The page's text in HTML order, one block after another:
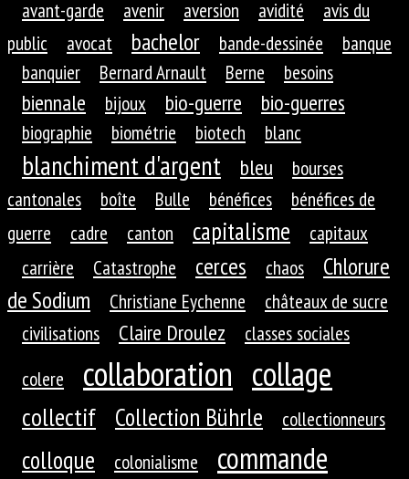
avant-garde avenir aversion avidité
avis du
public
avocat bachelor bande-dessinée
banque
banquier
Bernard Arnault Berne besoins
biennale bijoux bio-guerre bio-guerres
biographie biométrie biotech blanc
blanchiment d'argent bleu
bourses
cantonales
boîte Bulle bénéfices
bénéfices de
guerre
cadre canton capitalisme
capitaux
carrière
Catastrophe cerces chaos
Chlorure
de Sodium
Christiane Eychenne
châteaux de sucre
civilisations
Claire Droulez
classes sociales
colere
collaboration collage
collectif Collection Bührle collectionneurs
colloque colonialisme commande